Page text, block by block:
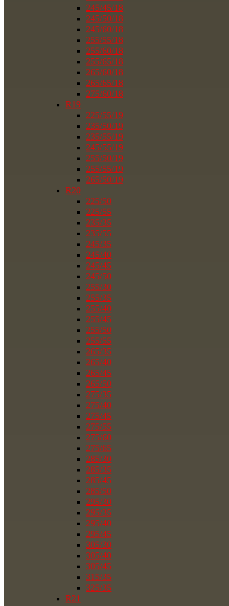
245/45/18
245/50/18
245/60/18
255/55/18
255/60/18
255/65/18
265/60/18
265/65/18
275/60/18
R19
225/55/19
235/50/19
235/55/19
245/55/19
255/50/19
255/55/19
265/50/19
R20
225/50
225/55
235/35
235/55
245/35
245/40
245/45
245/50
255/30
255/35
255/40
255/45
255/50
255/55
265/35
265/40
265/45
265/50
275/35
275/40
275/45
275/55
275/60
275/65
285/30
285/35
285/45
285/50
295/30
295/35
295/40
295/45
305/30
305/40
305/45
315/35
325/35
R21